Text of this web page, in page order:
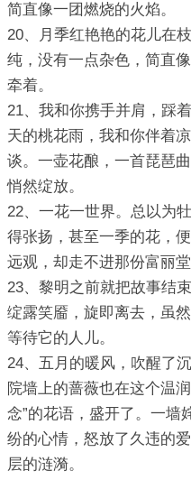
简直像一团燃烧的火焰。
20、月季红艳艳的花儿在
纯，没有一点杂色，简直
牵着。
21、我和你携手并肩，踩
天的桃花雨，我和你伴着
谈。一壶花酿，一首琵琶
悄然绽放。
22、一花一世界。总以为
得张扬，甚至一季的花，
远观，却走不进那份富丽堂
23、黎明之前就把故事结
绽露笑靥，旋即离去，虽
等待它的人儿。
24、五月的暖风，吹醒了
院墙上的蔷薇也在这个温
念”的花语，盛开了。一墙
纷的心情，怒放了久违的
层的涟漪。